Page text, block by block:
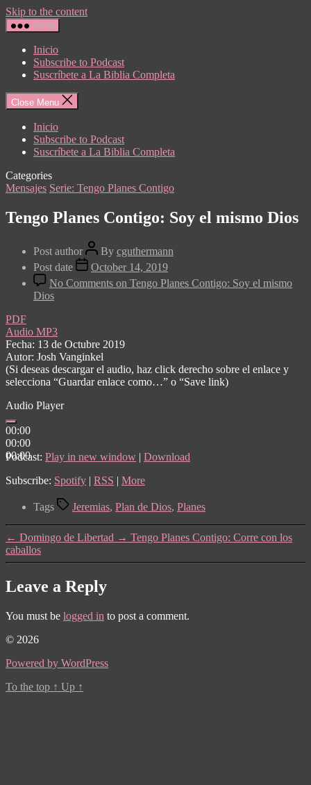
Skip to the content
Menu
Inicio
Subscribe to Podcast
Suscríbete a La Biblia Completa
Close Menu
Inicio
Subscribe to Podcast
Suscríbete a La Biblia Completa
Categories
Mensajes Serie: Tengo Planes Contigo
Tengo Planes Contigo: Soy el mismo Dios
Post author By cguthermann
Post date
October 14, 2019
No Comments on Tengo Planes Contigo: Soy el mismo
Dios
PDF
Audio MP3
Fecha: 13 de Octubre 2019
Autor: Josh Vanginkel
(Si deseas descargar el audio, haz click derecho sobre el enlace y
selecciona “Guardar enlace como…” o “Save link)
Audio Player
00:00
00:00
00:00
Podcast: Play in new window | Download
Subscribe: Spotify | RSS | More
Tags Jeremias, Plan de Dios, Planes
← Domingo de Libertad → Tengo Planes Contigo: Corre con los
caballos
Leave a Reply
You must be logged in to post a comment.
© 2026
Powered by WordPress
To the top ↑ Up ↑